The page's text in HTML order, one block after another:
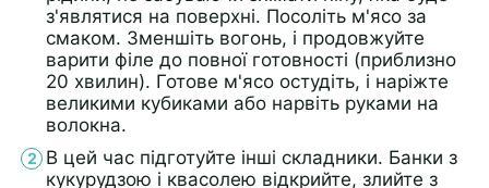
з'являтися на поверхні. Посоліть м'ясо за
смаком. Зменшіть вогонь, і продовжуйте
варити філе до повної готовності (приблизно
20 хвилин). Готове м'ясо остудіть, і наріжте
великими кубиками або нарвіть руками на
волокна.
В цей час підготуйте інші складники. Банки з
кукурудзою і квасолею відкрийте, злийте з